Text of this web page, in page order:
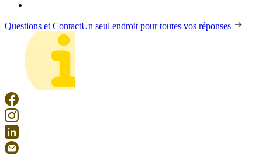
Questions et ContactUn seul endroit pour toutes vos réponses